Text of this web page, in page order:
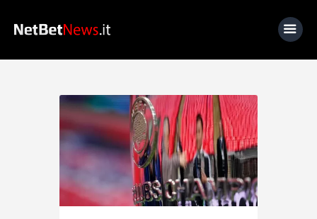
Home
News
Calcio
Basket
Tennis